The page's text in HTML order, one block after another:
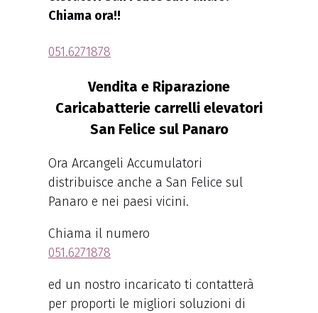
Chiama ora!!
051.6271878
Vendita e Riparazione
Caricabatterie carrelli elevatori
San Felice sul Panaro
Ora Arcangeli Accumulatori
distribuisce anche a San Felice sul
Panaro e nei paesi vicini.
Chiama il numero
051.6271878
ed un nostro incaricato ti contatterà
per proporti le migliori soluzioni di